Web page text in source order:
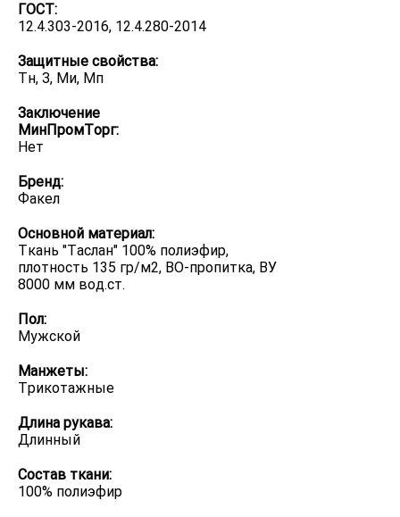
ГОСТ:
12.4.303-2016, 12.4.280-2014
Защитные свойства:
Тн, З, Ми, Мп
Заключение
МинПромТорг:
Нет
Бренд:
Факел
Основной материал:
Ткань "Таслан" 100% полиэфир,
плотность 135 гр/м2, ВО-пропитка, ВУ
8000 мм вод.ст.
Пол:
Мужской
Манжеты:
Трикотажные
Длина рукава:
Длинный
Состав ткани:
100% полиэфир